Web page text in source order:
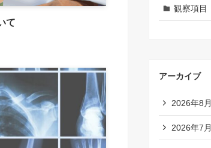
て
観察項目
アーカイブ
2026年8月
2026年7月